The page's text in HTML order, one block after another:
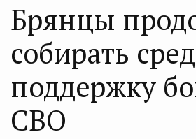
Брянцы
собирать
поддержку
СВО